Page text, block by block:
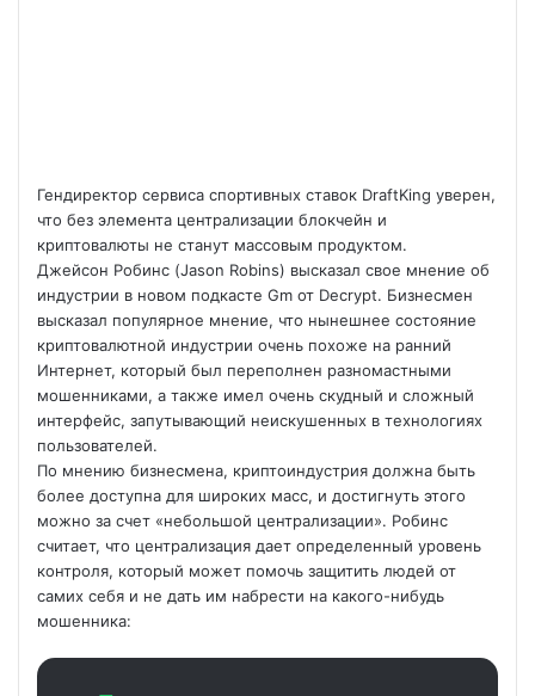
Гендиректор сервиса спортивных ставок DraftKing уверен,
что без элемента централизации блокчейн и
криптовалюты не станут массовым продуктом.
Джейсон Робинс (Jason Robins) высказал свое мнение об
индустрии в новом подкасте Gm от Decrypt. Бизнесмен
высказал популярное мнение, что нынешнее состояние
криптовалютной индустрии очень похоже на ранний
Интернет, который был переполнен разномастными
мошенниками, а также имел очень скудный и сложный
интерфейс, запутывающий неискушенных в технологиях
пользователей.
По мнению бизнесмена, криптоиндустрия должна быть
более доступна для широких масс, и достигнуть этого
можно за счет «небольшой централизации». Робинс
считает, что централизация дает определенный уровень
контроля, который может помочь защитить людей от
самих себя и не дать им набрести на какого-нибудь
мошенника: